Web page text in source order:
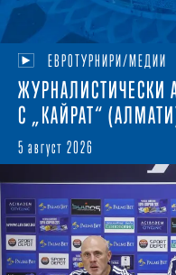
ЕВРОТУРНИРИ/МЕДИИ
ЖУРНАЛИСТИЧЕСКИ
С „КАЙРАТ“
5 август 2026